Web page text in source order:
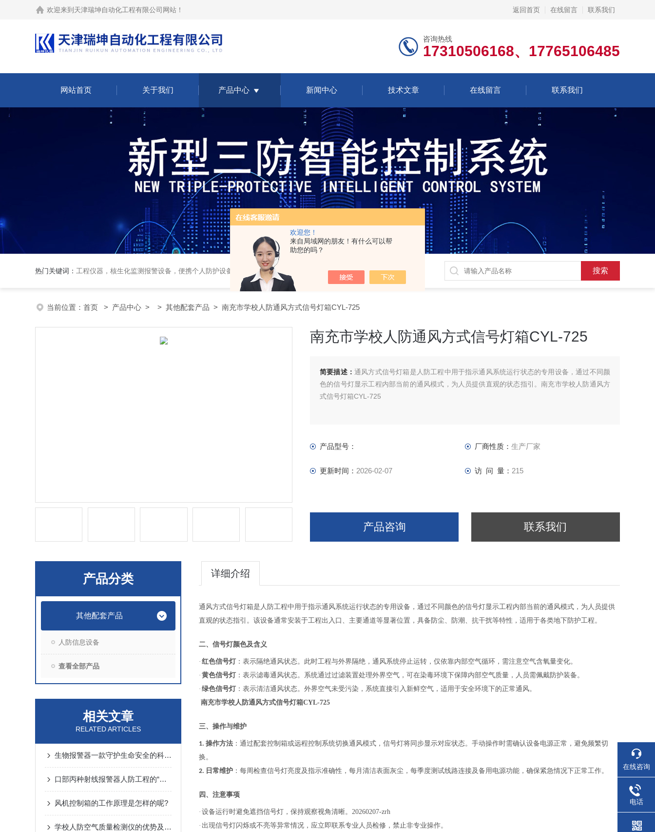
欢迎您！
来自局域网的朋友！有什么可以帮
助您的吗？
欢迎来到 天津瑞坤自动化工程有限公司网站 ！ 返回首页 在线留言 联系我们
咨询热线
17310506168、17765106485
网站首页 关于我们 产品中心 新闻中心 技术文章 在线留言 联系我们
热门关键词： 工程仪器，核生化监测报警设备，便携个人防护设备，车载三防系统，
当前位置： 首页 > 产品中心 > > 其他配套产品 > 南充市学校人防通风方式信号灯箱CYL-725
南充市学校人防通风方式信号灯箱CYL-725
简要描述： 通风方式信号灯箱是人防工程中用于指示通风系统运行状态的专用设备，通过不同颜
色的信号灯显示工程内部当前的通风模式，为人员提供直观的状态指引。南充市学校人防通风方
式信号灯箱CYL-725
产品型号： 厂商性质： 生产厂家
更新时间： 2026-02-07 访 问 量： 215
产品咨询 联系我们
产品分类
其他配套产品
人防信息设备
查看全部产品
相关文章
RELATED ARTICLES
生物报警器一款守护生命安全的科技哨兵
口部丙种射线报警器人防工程的“核生化”哨兵
风机控制箱的工作原理是怎样的呢?
学校人防空气质量检测仪的优势及监测方案
详细介绍
通风方式信号灯箱是人防工程中用于指示通风系统运行状态的专用设备，通过不同颜色的信号灯显示工程内部当前的通风模式，为人员提供
直观的状态指引。该设备通常安装于工程出入口、主要通道等显著位置，具备防尘、防潮、抗干扰等特性，适用于各类地下防护工程。
二、信号灯颜色及含义
· 红色信号灯：表示隔绝通风状态。此时工程与外界隔绝，通风系统停止运转，仅依靠内部空气循环，需注意空气含氧量变化。
· 黄色信号灯：表示滤毒通风状态。系统通过过滤装置处理外界空气，可在染毒环境下保障内部空气质量，人员需佩戴防护装备。
· 绿色信号灯：表示清洁通风状态。外界空气未受污染，系统直接引入新鲜空气，适用于安全环境下的正常通风。
南充市学校人防通风方式信号灯箱CYL-725
三、操作与维护
1. 操作方法 ：通过配套控制箱或远程控制系统切换通风模式，信号灯将同步显示对应状态。手动操作时需确认设备电源正常，避免频繁切
换。
2. 日常维护 ：每周检查信号灯亮度及指示准确性，每月清洁表面灰尘，每季度测试线路连接及备用电源功能，确保紧急情况下正常工作。
四、注意事项
· 设备运行时避免遮挡信号灯，保持观察视角清晰。20260207-zrh
· 出现信号灯闪烁或不亮等异常情况，应立即联系专业人员检修，禁止非专业操作。
在线咨询
电话